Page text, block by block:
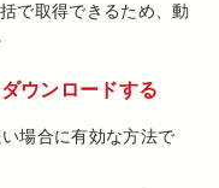
で取得できるため、動
ウンロードする
場合に有効な方法で